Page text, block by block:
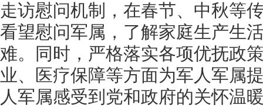
走访慰问机制，在春节、中秋等
看望慰问军属，了解家庭生产生
难。同时，严格落实各项优抚政
业、医疗保障等方面为军人军属
人军属感受到党和政府的关怀温